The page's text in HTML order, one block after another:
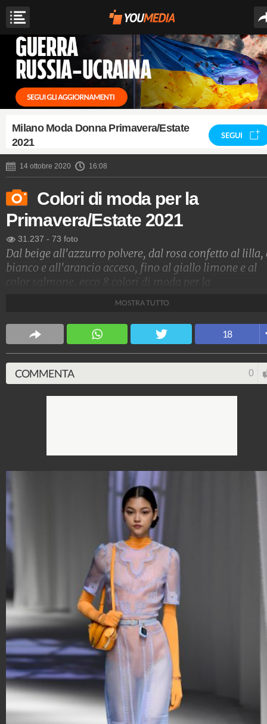
Milano Moda Donna Primavera/Estate
2021
SEGUI
14 ottobre 2020 16:08
Colori di moda per la
Primavera/Estate 2021
31.237 - 73 foto
Dal beige all'azzurro polvere, dal rosa confetto al lilla,
bianco e all'arancio acceso, fino al giallo limone e al
color salmone, ecco 8 colori di moda per la
Stile e trend
MOSTRA TUTTO
18
COMMENTA 0